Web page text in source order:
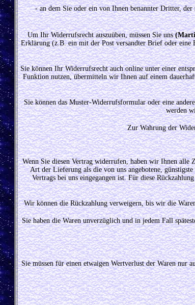
- an dem Sie oder ein von Ihnen benannter Dritter,
Um Ihr Widerrufsrecht auszuüben, müssen Sie uns
Erklärung (z.B. ein mit der Post versandter Brief oder eine
Sie können Ihr Widerrufsrecht auch online unter einer
Funktion nutzen, übermitteln wir Ihnen auf einem
Sie können das Muster-Widerrufsformular oder eine
werden
Zur Wahrung der
Wenn Sie diesen Vertrag widerrufen, haben wir Ihnen alle
Art der Lieferung als die von uns angebotene,
Vertrags bei uns eingegangen ist. Für diese
Wir können die Rückzahlung verweigern, bis wir die
Sie haben die Waren unverzüglich und in jedem Fall
Sie müssen für einen etwaigen Wertverlust der Waren nur